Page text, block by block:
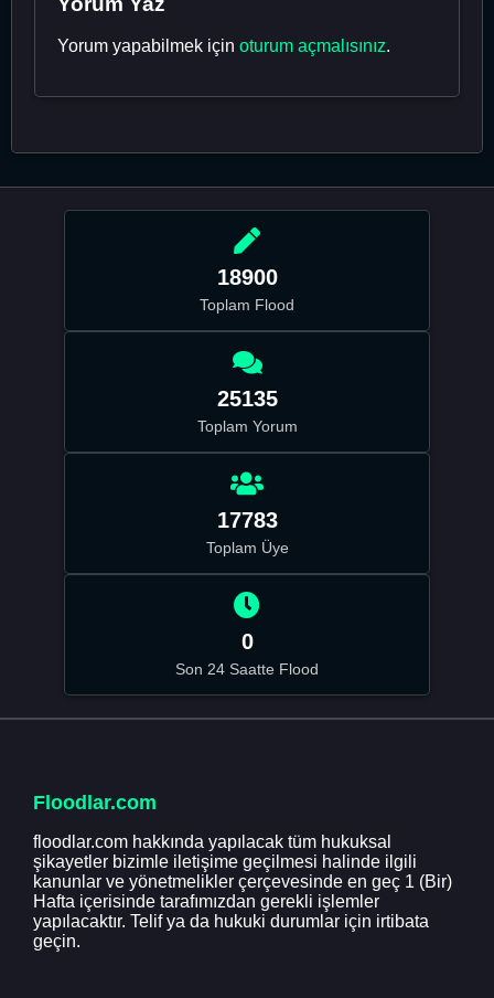
Yorum yapabilmek için oturum açmalısınız.
18900
Toplam Flood
25135
Toplam Yorum
17783
Toplam Üye
0
Son 24 Saatte Flood
Floodlar.com
floodlar.com hakkında yapılacak tüm hukuksal
şikayetler bizimle iletişime geçilmesi halinde ilgili
kanunlar ve yönetmelikler çerçevesinde en geç 1 (Bir)
Hafta içerisinde tarafımızdan gerekli işlemler
yapılacaktır. Telif ya da hukuki durumlar için irtibata
geçin.